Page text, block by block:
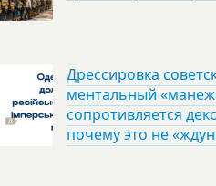
Дрессировка
ментальный
сопротивляется
почему это не